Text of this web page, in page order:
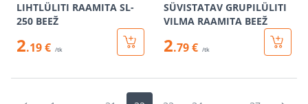
LIHTLÜLITI RAAMITA SL-
250 BEEŽ
2.19 € /tk
SÜVISTATAV GRUPILÜLITI
VILMA RAAMITA BEEŽ
2.79 € /tk